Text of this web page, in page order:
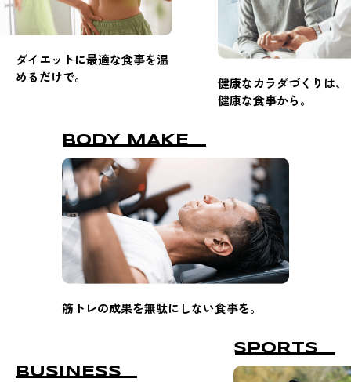
ダイエットに最適な食事を温
めるだけで。
健康なカラダづくりは、
健康な食事から。
BODY MAKE
筋トレの成果を無駄にしない食事を。
BUSINESS
SPORTS